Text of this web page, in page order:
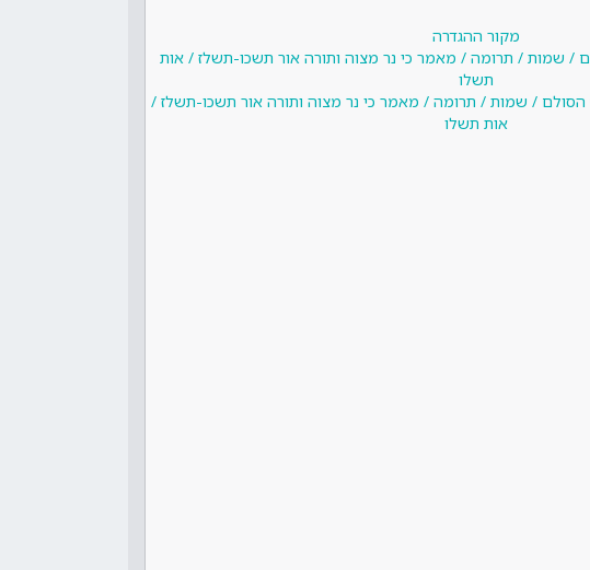
מקור ההגדרה
/ שמות / תרומה / מאמר כי נר מצוה ותורה אור תשכו-תשלז / אות
תשלו
הסולם / שמות / תרומה / מאמר כי נר מצוה ותורה אור תשכו-תשלז /
אות תשלו